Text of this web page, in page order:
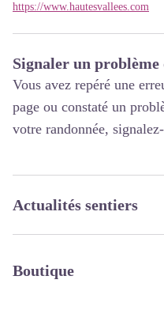
https://www.hautesvallees.com
Signaler un
Vous avez repéré une
page ou constaté un
votre randonnée,
Actualités sentiers
Boutique